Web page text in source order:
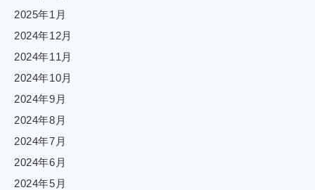
2025年1月
2024年12月
2024年11月
2024年10月
2024年9月
2024年8月
2024年7月
2024年6月
2024年5月